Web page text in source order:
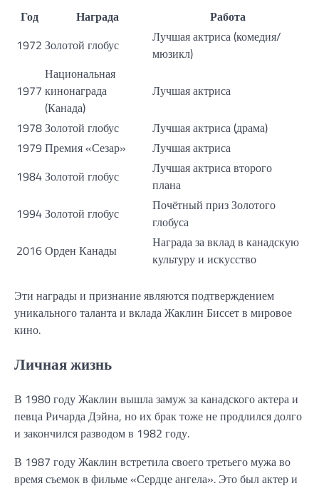
Год
Награда
Работа
1972 Золотой глобус
Лучшая актриса (комедия/
мюзикл)
1977
Национальная
кинонаграда
(Канада)
Лучшая актриса
1978Золотой глобус
Лучшая актриса (драма)
1979 Премия «Сезар»
Лучшая актриса
1984Золотой глобус
Лучшая актриса второго
плана
1994Золотой глобус
Почётный приз Золотого
глобуса
2016Орден Канады
Награда за вклад в канадскую
культуру и искусство
Эти награды и признание являются подтверждением
уникального таланта и вклада Жаклин Биссет в мировое
кино.
Личная жизнь
В 1980 году Жаклин вышла замуж за канадского актера и
певца Ричарда Дэйна, но их брак тоже не продлился долго
и закончился разводом в 1982 году.
В 1987 году Жаклин встретила своего третьего мужа во
время съемок в фильме «Сердце ангела». Это был актер и